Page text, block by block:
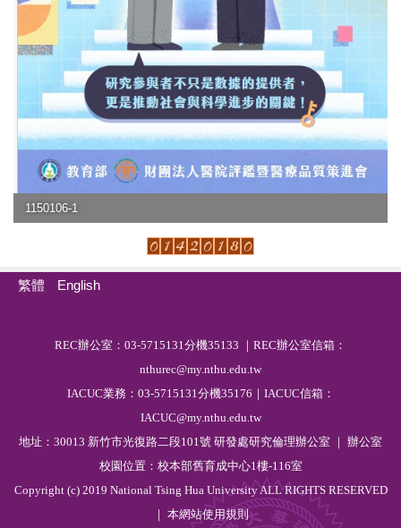
1150106-1
繁體 English
REC辦公室：03-5715131分機35133 ｜REC辦公室信箱：
nthurec@my.nthu.edu.tw
IACUC業務：03-5715131分機35176｜IACUC信箱：
IACUC@my.nthu.edu.tw
地址：30013 新竹市光復路二段101號 研發處研究倫理辦公室 ｜ 辦公室
校園位置：校本部舊育成中心1樓-116室
Copyright (c) 2019 National Tsing Hua University ALL RIGHTS RESERVED
｜ 本網站使用規則